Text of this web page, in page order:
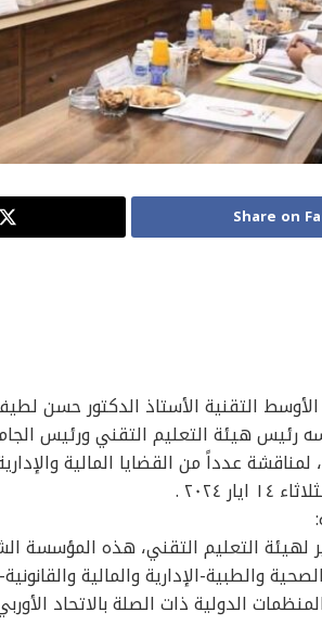
Share on
التقنية الأستاذ الدكتور حسن
رئيس هيئة التعليم التقني ورئيس
عدداً من القضايا المالية
٢٠٢٤ .
لهيئة التعليم التقني، هذه المؤسسة
والطبية-الإدارية والمالية
الدولية ذات الصلة بالاتحاد